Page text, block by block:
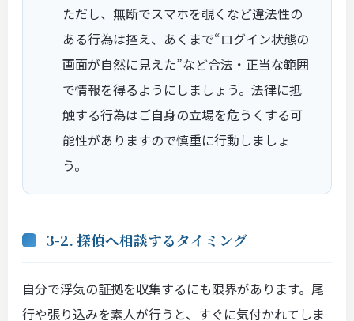
ただし、無断でスマホを覗くなど違法性の
ある行為は控え、あくまで“ログイン状態の
画面が自然に見えた”など合法・正当な範囲
で情報を得るようにしましょう。法律に抵
触する行為はご自身の立場を危うくする可
能性がありますので慎重に行動しましょ
う。
3-2. 探偵へ相談するタイミング
自分で浮気の証拠を収集するにも限界があります。尾
行や張り込みを素人が行うと、すぐに気付かれてしま